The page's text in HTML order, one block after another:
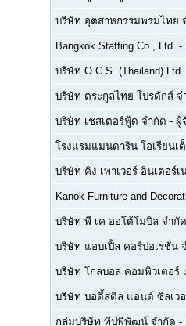
บริษัท อุตสาหกรรมพรมไทย
Bangkok Staffing Co., Ltd. -
บริษัท O.C.S. (Thailand) Ltd.
บริษัท ตระกูลไทย โปรดักส์ จ
บริษัท เชสเตอร์ฟู้ด จำกัด - ผู้
โรงแรมแมนดาริน โอเรียนเ
บริษัท คิง เพาเวอร์ อินเตอร์
Kanok Furniture and
บริษัท พี เค ออโต้โมบิล จำกัด
บริษัท แอบเปิ้ล คอร์ปอเรชั่น
บริษัท โกลบอล คอมพิวเตอร์
บริษัท บอดี้สตีล แอนด์ ซิลเว
กลุ่มบริษัท ทีปพิพัฒน์ จำกัด -